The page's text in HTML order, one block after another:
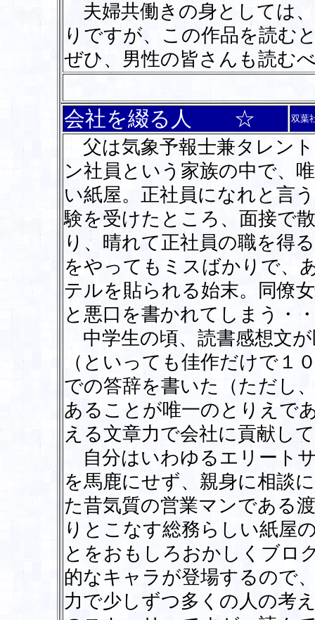
夫婦共働きの身としては
りですが、この作品を読む
ぜひ、男性の皆さんも読む
会社を綴る人 ☆ 双葉
父は気象予報士兼タレン
ン社員という家族の中で、
い紙屋。正社員になれと言
験を受けたところ、面接で
り、晴れて正社員の職を得
をやってもミスばかりで、
テルを貼られる始末。同僚
と悪口を書かれてしまう・
中学生の頃、読書感想文
（といっても佳作だけで１
での答辞を書いた（ただし
あることが唯一のとりえで
える文章力で会社に貢献し
自分はいわゆるエリート
を馬鹿にせず、親身に相談
た昔気質の営業マンである
りとこなす総務らしい紙屋
とをおもしろおかしくブロ
的なキャラが登場するので
力で少しずつ多くの人の考